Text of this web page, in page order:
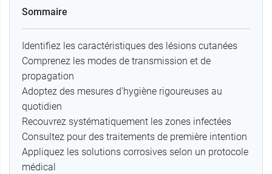
Sommaire
Identifiez les caractéristiques des lésions cutanées
Comprenez les modes de transmission et de
propagation
Adoptez des mesures d'hygiène rigoureuses au
quotidien
Recouvrez systématiquement les zones infectées
Consultez pour des traitements de première intention
Appliquez les solutions corrosives selon un protocole
médical